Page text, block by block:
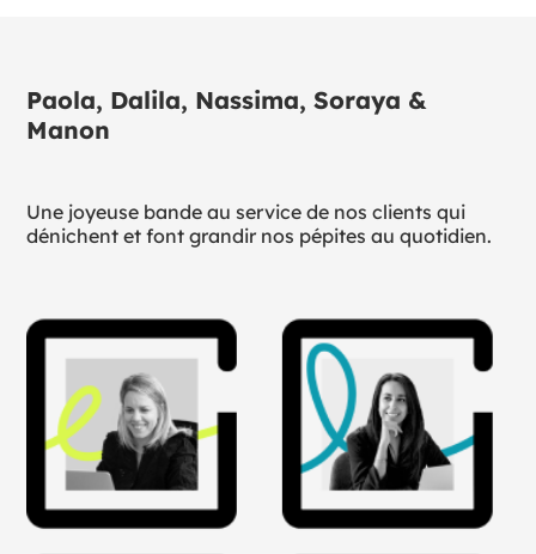
Paola, Dalila, Nassima, Soraya &
Manon
Une joyeuse bande au service de nos clients qui
dénichent et font grandir nos pépites au quotidien.